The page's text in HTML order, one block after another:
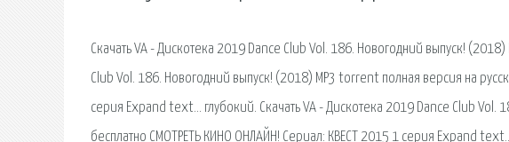
Скачать VA - Дискотека 2019 Dance Club Vol. 186. Новогодний выпуск!
Club Vol. 186. Новогодний выпуск! (2018) MP3 torrent полная версия на
серия Expand text… глубокий. Скачать VA - Дискотека 2019 Dance Club Vol.
бесплатно СМОТРЕТЬ КИНО ОНЛАЙН! Сериал: КВЕСТ 2015 1 серия Expand